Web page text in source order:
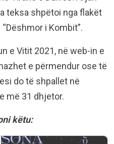
teksa shpëtoi nga flakët
i Kombit”.
e Vitit 2021, në web-in e
e përmendur ose të
do të shpallet në
më 31 dhjetor.
këtu: